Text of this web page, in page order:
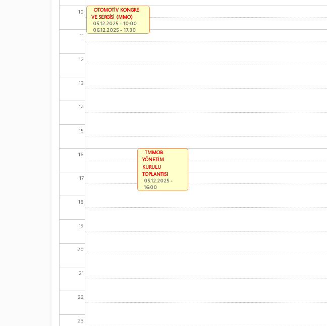
10
11
12
13
14
15
16
17
18
19
20
21
22
23
OTOMOTİV KONGRE
VE SERGİSİ (MMO)
05.12.2025 - 10:00 -
06.12.2025 - 17:30
TMMOB
YÖNETİM
KURULU
TOPLANTISI
05.12.2025 -
16:00